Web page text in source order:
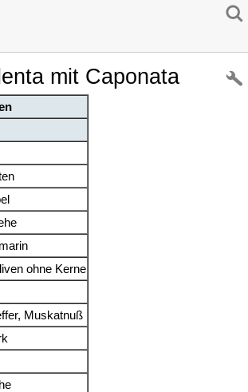
mit Caponata
ohne Kerne
Muskatnuß